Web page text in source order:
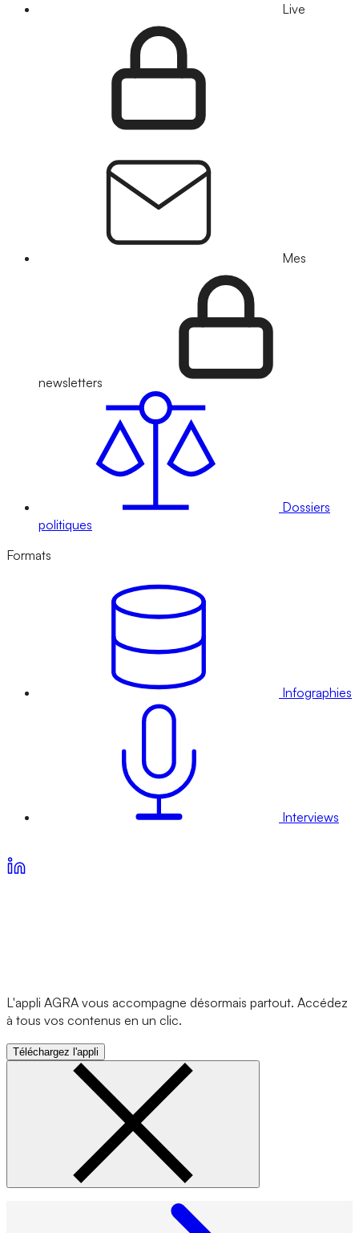
Live
Mes
newsletters
Dossiers
politiques
Formats
Infographies
Interviews
L'appli AGRA vous accompagne désormais partout. Accédez
à tous vos contenus en un clic.
Téléchargez l'appli